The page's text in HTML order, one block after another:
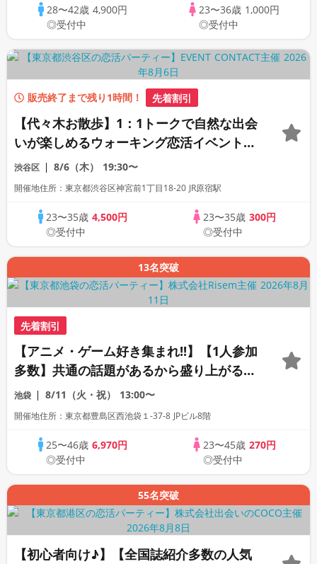
28〜42歳 4,900円
◎受付中
23〜36歳 1,000円
◎受付中
販売終了まで残り1時間！ 先着割引
【代々木お散歩】1：1トークで自然な出会
いが楽しめるウォーキング恋活イベント#
初心者様大歓迎
渋谷区 8/6（木） 19:30〜
開催地住所：東京都渋谷区神宮前1丁目18-20 JR原宿駅
23〜35歳4,500円
◎受付中
23〜35歳 300円
◎受付中
13名突破
先着割引
【アニメ・ゲーム好き集まれ!!】【1人参加
多数】共通の話題があるから盛り上がる│
全員の異性の方とお話ができます│連絡先
交換タイム有│飲み放題付♪
池袋 8/11（火・祝） 13:00〜
開催地住所：東京都豊島区西池袋１-37-8 JPビル8階
25〜46歳6,970円
◎受付中
23〜45歳 270円
◎受付中
55名突破
【初心者向け♪】【全国誌紹介多数の人気